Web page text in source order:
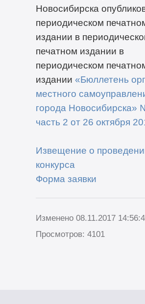
Новосибирска
периодическом
издании в
печатном издании в
периодическом
издании «Бюллетень
местного
города Новосибирска»
часть 2 от 26 октября
Извещение о
конкурса
Форма заявки
Изменено 08.11.2017
Просмотров: 4101